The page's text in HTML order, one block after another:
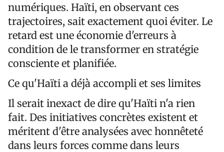
numériques. Haïti, en observant ces
trajectoires, sait exactement quoi éviter. Le
retard est une économie d'erreurs à
condition de le transformer en stratégie
consciente et planifiée.
Ce qu'Haïti a déjà accompli et ses limites
Il serait inexact de dire qu'Haïti n'a rien
fait. Des initiatives concrètes existent et
méritent d'être analysées avec honnêteté
dans leurs forces comme dans leurs